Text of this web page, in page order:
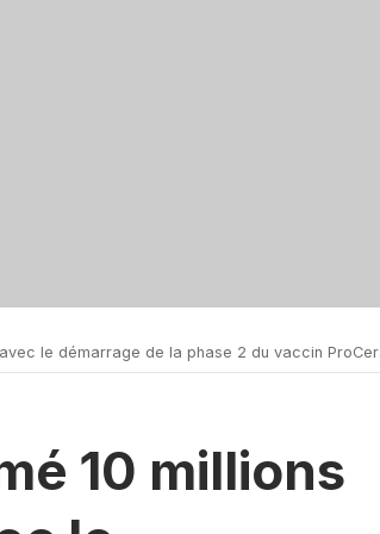
de la phase 2 du vaccin ProCervix contre le papillomavirus
10 millions